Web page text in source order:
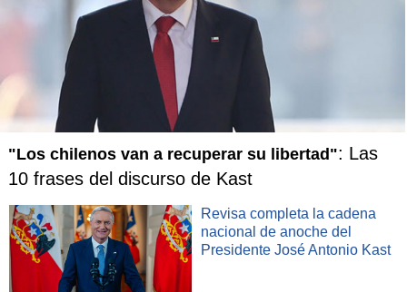
"Los chilenos van a recuperar su libertad": Las
10 frases del discurso de Kast
Revisa completa la cadena
nacional de anoche del
Presidente José Antonio Kast